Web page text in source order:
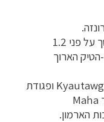
הנמשך על פני 1.2
הארוך
ופגודת
Maha
הארמון.